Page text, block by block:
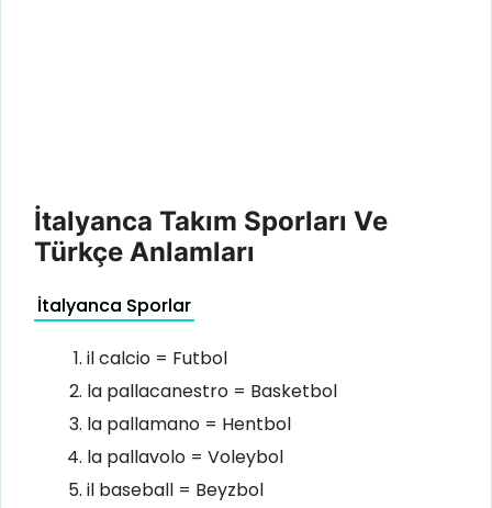
İtalyanca Takım Sporları Ve
Türkçe Anlamları
İtalyanca Sporlar
il calcio = Futbol
la pallacanestro = Basketbol
la pallamano = Hentbol
la pallavolo = Voleybol
il baseball = Beyzbol